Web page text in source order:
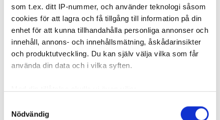
som t.ex. ditt IP-nummer, och använder teknologi såsom
cookies för att lagra och få tillgång till information på din
enhet för att kunna tillhandahålla personliga annonser och
innehåll, annons- och innehållsmätning, åskådarinsikter
och produktutveckling. Du kan själv välja vilka som får
använda din data och i vilka syften.
som kan ha en noggrannhet på upp till flera meter
Nödvändig
Josephine Freje
Reporter –Västra Götaland och Halland
josephine.freje@hemhyra.se
MISSA INGET FRÅN HEM & HYRA. Tryck här
för att följa oss på
Kvinna kapade lägenhet efter vräkningsbeslut – får betala 50 000